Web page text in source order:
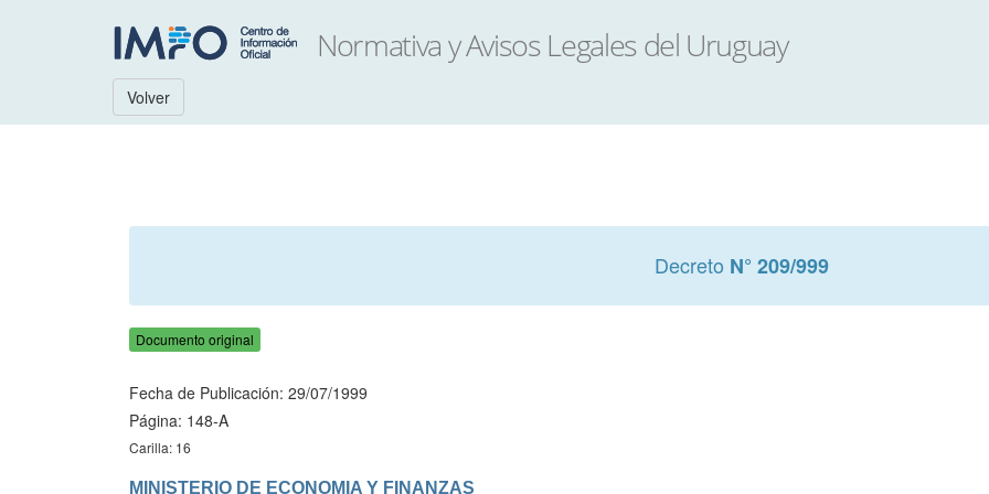
Volver
Decreto N° 209/999
Documento original
Fecha de Publicación: 29/07/1999
Página: 148-A
Carilla: 16